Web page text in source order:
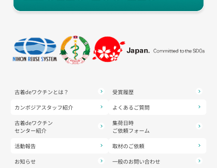
古着deワクチンとは？
カンボジアスタッフ紹介
古着deワクチン
センター紹介
活動報告
お知らせ
受賞履歴
よくあるご質問
集荷日時
ご依頼フォーム
取材のご依頼
一般のお問い合わせ